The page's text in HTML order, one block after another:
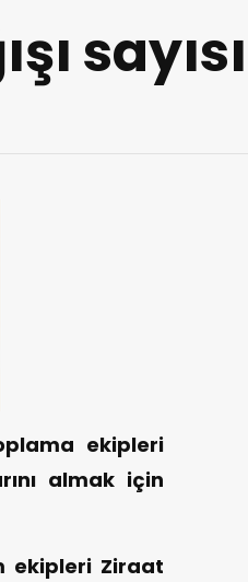
ekipleri
almak için
ekipleri Ziraat